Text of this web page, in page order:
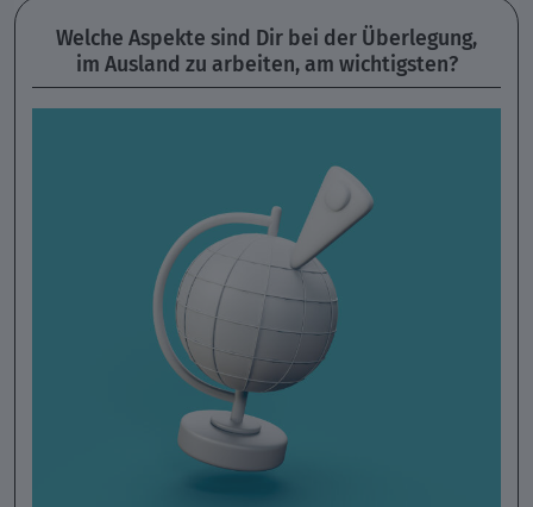
Welche Aspekte sind Dir bei der Überlegung,
im Ausland zu arbeiten, am wichtigsten?